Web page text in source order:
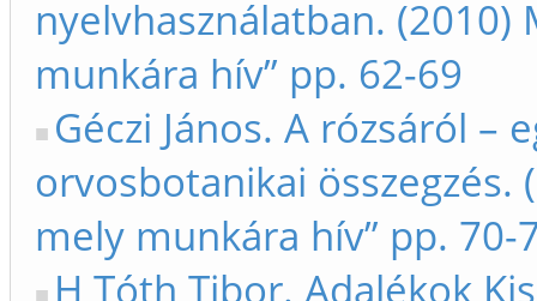
nyelvhasználatban. (2010)
munkára hív” pp. 62-69
Géczi János. A rózsáról –
orvosbotanikai összegzés.
mely munkára hív” pp. 70-
H Tóth Tibor. Adalékok